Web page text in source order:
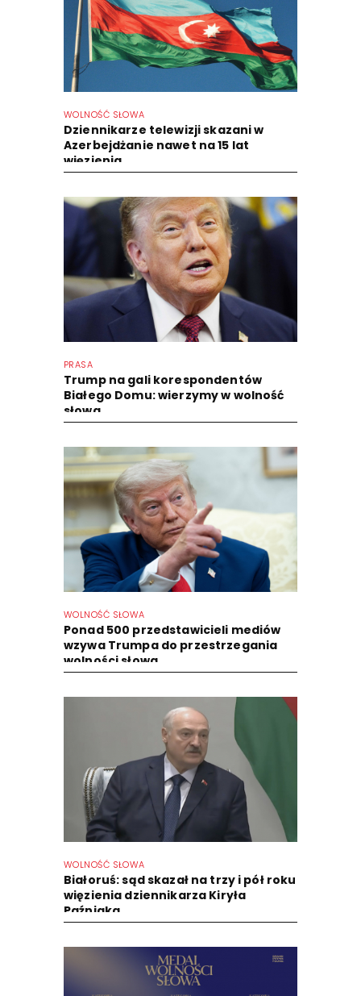
WOLNOŚĆ SŁOWA
Dziennikarze telewizji skazani w
Azerbejdżanie nawet na 15 lat
więzienia
PRASA
Trump na gali korespondentów
Białego Domu: wierzymy w wolność
słowa
WOLNOŚĆ SŁOWA
Ponad 500 przedstawicieli mediów
wzywa Trumpa do przestrzegania
wolności słowa
WOLNOŚĆ SŁOWA
Białoruś: sąd skazał na trzy i pół roku
więzienia dziennikarza Kiryła
Paźniaka